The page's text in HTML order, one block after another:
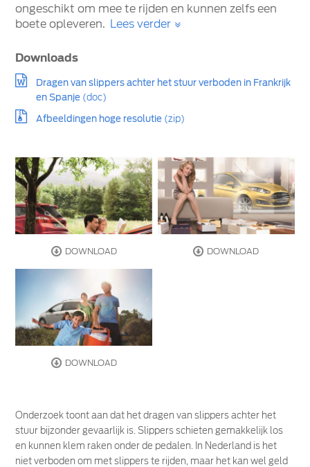
ongeschikt om mee te rijden en kunnen zelfs een
boete opleveren. Lees verder
Downloads
Dragen van slippers achter het stuur verboden in Frankrijk
en Spanje (doc)
Afbeeldingen hoge resolutie (zip)
DOWNLOAD DOWNLOAD
DOWNLOAD
Onderzoek toont aan dat het dragen van slippers achter het
stuur bijzonder gevaarlijk is. Slippers schieten gemakkelijk los
en kunnen klem raken onder de pedalen. In Nederland is het
niet verboden om met slippers te rijden, maar het kan wel geld